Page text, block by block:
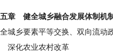
章 健全城乡融合发展体制机
城乡要素平等交换、双向流动
深化农业农村改革